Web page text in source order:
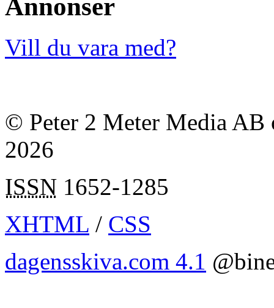
Annonser
Vill du vara med?
© Peter 2 Meter Media AB
2026
ISSN 1652-1285
XHTML / CSS
dagensskiva.com 4.1